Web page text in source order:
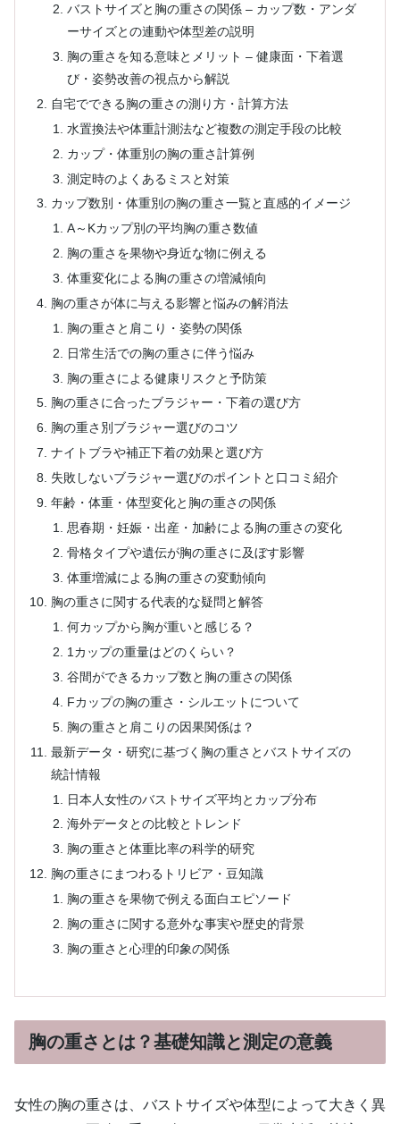
バストサイズと胸の重さの関係 – カップ数・アンダ
ーサイズとの連動や体型差の説明
胸の重さを知る意味とメリット – 健康面・下着選
び・姿勢改善の視点から解説
自宅でできる胸の重さの測り方・計算方法
水置換法や体重計測法など複数の測定手段の比較
カップ・体重別の胸の重さ計算例
測定時のよくあるミスと対策
カップ数別・体重別の胸の重さ一覧と直感的イメージ
A～Kカップ別の平均胸の重さ数値
胸の重さを果物や身近な物に例える
体重変化による胸の重さの増減傾向
胸の重さが体に与える影響と悩みの解消法
胸の重さと肩こり・姿勢の関係
日常生活での胸の重さに伴う悩み
胸の重さによる健康リスクと予防策
胸の重さに合ったブラジャー・下着の選び方
胸の重さ別ブラジャー選びのコツ
ナイトブラや補正下着の効果と選び方
失敗しないブラジャー選びのポイントと口コミ紹介
年齢・体重・体型変化と胸の重さの関係
思春期・妊娠・出産・加齢による胸の重さの変化
骨格タイプや遺伝が胸の重さに及ぼす影響
体重増減による胸の重さの変動傾向
胸の重さに関する代表的な疑問と解答
何カップから胸が重いと感じる？
1カップの重量はどのくらい？
谷間ができるカップ数と胸の重さの関係
Fカップの胸の重さ・シルエットについて
胸の重さと肩こりの因果関係は？
最新データ・研究に基づく胸の重さとバストサイズの
統計情報
日本人女性のバストサイズ平均とカップ分布
海外データとの比較とトレンド
胸の重さと体重比率の科学的研究
胸の重さにまつわるトリビア・豆知識
胸の重さを果物で例える面白エピソード
胸の重さに関する意外な事実や歴史的背景
胸の重さと心理的印象の関係
胸の重さとは？基礎知識と測定の意義
女性の胸の重さは、バストサイズや体型によって大きく異